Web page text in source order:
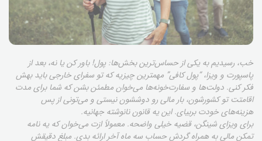
خب، رسیدیم به یکی از حساس‌ترین بخش‌ها: پول! باور کن یا نه، بعد از
پاسپورت و ویزا، “پول کافی” مهمترین چیزیه که تو سفرای خارجی باید بهش
فکر کنی. دولت‌ها و سفارت‌خونه‌ها می‌خوان مطمئن بشن که شما برای مدت
اقامتت تو کشورشون، بار مالی رو دوششون نیستی و می‌تونی از پس
هزینه‌های خودت بربیای. این یه قانون نانوشته جهانیه.
برای ویزای شینگن، قضیه خیلی واضحه. معمولاً ازت می‌خوان که یه نامه
تمکن مالی به همراه گردش حساب سه ماه آخر ارائه بدی. مبلغ دقیقش